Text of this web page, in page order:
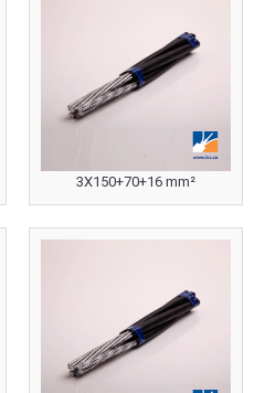
3X150+70+16 mm²